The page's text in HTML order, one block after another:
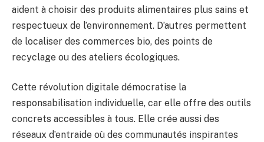
aident à choisir des produits alimentaires plus sains et
respectueux de l’environnement. D’autres permettent
de localiser des commerces bio, des points de
recyclage ou des ateliers écologiques.
Cette révolution digitale démocratise la
responsabilisation individuelle, car elle offre des outils
concrets accessibles à tous. Elle crée aussi des
réseaux d’entraide où des communautés inspirantes